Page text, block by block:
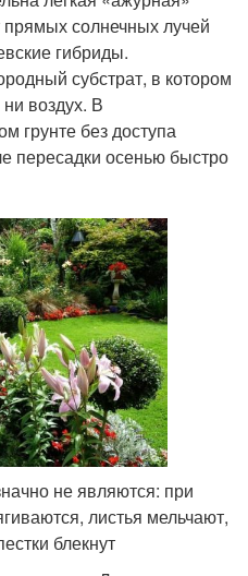
солнечных лучей
гибриды.
субстрат, в котором
воздух. В
грунте без доступа
пересадки осенью быстро
не являются: при
листья мельчают,
блекнут